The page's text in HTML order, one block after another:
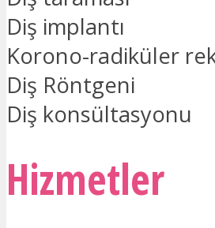
Diş implantı
Korono-radiküler
Diş Röntgeni
Diş konsültasyonu
Hizmetler